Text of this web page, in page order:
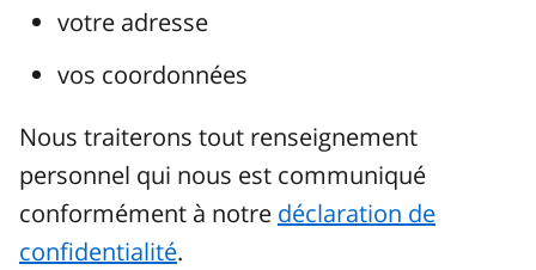
votre adresse
vos coordonnées
Nous traiterons tout renseignement
personnel qui nous est communiqué
conformément à notre déclaration de
confidentialité.